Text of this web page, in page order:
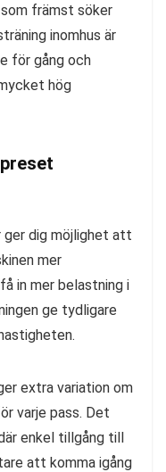
främst söker
inomhus är
för gång och
hög
ger dig möjlighet att
mer
in mer belastning i
ge tydligare
extra variation om
varje pass. Det
enkel tillgång till
att komma igång